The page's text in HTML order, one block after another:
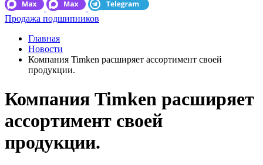
Продажа подшипников
Главная
Новости
Компания Timken расширяет ассортимент своей
продукции.
Компания Timken расширяет
ассортимент своей
продукции.